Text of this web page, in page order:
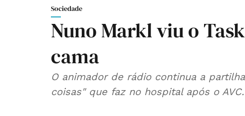
Sociedade
Nuno Markl viu o
cama
O animador de rádio continua a
coisas" que faz no hospital após o AVC.